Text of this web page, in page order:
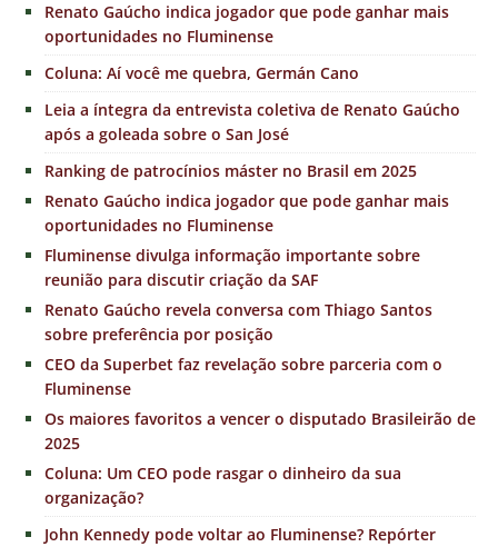
Renato Gaúcho indica jogador que pode ganhar mais
oportunidades no Fluminense
Coluna: Aí você me quebra, Germán Cano
Leia a íntegra da entrevista coletiva de Renato Gaúcho
após a goleada sobre o San José
Ranking de patrocínios máster no Brasil em 2025
Renato Gaúcho indica jogador que pode ganhar mais
oportunidades no Fluminense
Fluminense divulga informação importante sobre
reunião para discutir criação da SAF
Renato Gaúcho revela conversa com Thiago Santos
sobre preferência por posição
CEO da Superbet faz revelação sobre parceria com o
Fluminense
Os maiores favoritos a vencer o disputado Brasileirão de
2025
Coluna: Um CEO pode rasgar o dinheiro da sua
organização?
John Kennedy pode voltar ao Fluminense? Repórter